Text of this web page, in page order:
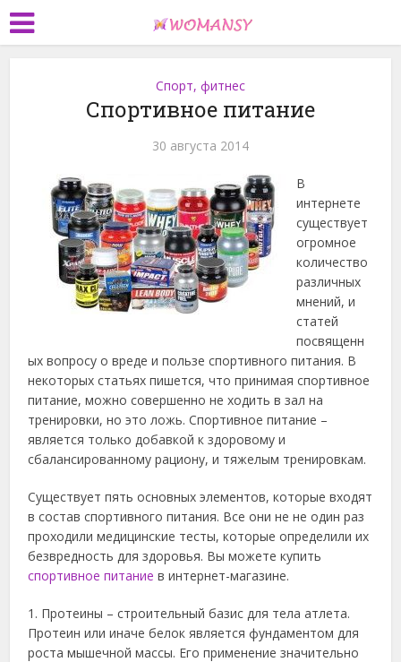
Спорт, фитнес
Спортивное питание
30 августа 2014
В
интернете
существует
огромное
количество
различных
мнений, и
статей
посвященн
ых вопросу о вреде и пользе спортивного питания. В
некоторых статьях пишется, что принимая спортивное
питание, можно совершенно не ходить в зал на
тренировки, но это ложь. Спортивное питание –
является только добавкой к здоровому и
сбалансированному рациону, и тяжелым тренировкам.
Существует пять основных элементов, которые входят
в состав спортивного питания. Все они не не один раз
проходили медицинские тесты, которые определили их
безвредность для здоровья. Вы можете купить
спортивное питание в интернет-магазине.
1. Протеины – строительный базис для тела атлета.
Протеин или иначе белок является фундаментом для
роста мышечной массы. Его применение значительно